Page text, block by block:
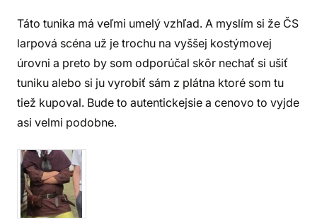
Táto tunika má veľmi umelý vzhľad. A myslím si že ČS
larpová scéna už je trochu na vyššej kostýmovej
úrovni a preto by som odporúčal skôr nechať si ušiť
tuniku alebo si ju vyrobiť sám z plátna ktoré som tu
tiež kupoval. Bude to autentickejsie a cenovo to vyjde
asi velmi podobne.